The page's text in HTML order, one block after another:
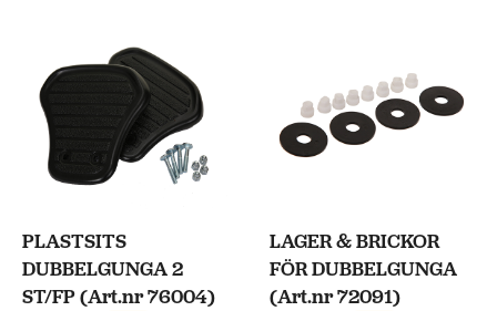
LAGER & BRICKOR
FÖR DUBBELGUNGA
(Art.nr 72091)
PLASTSITS
DUBBELGUNGA 2
ST/FP (Art.nr 76004)